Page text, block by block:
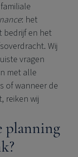
: het
bedrijf en het
Wij
vragen
met alle
of wanneer de
reiken wij
planning